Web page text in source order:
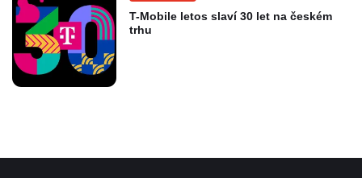
T-Mobile letos slaví 30 let na českém
trhu